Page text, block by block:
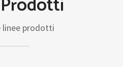
linee prodotti